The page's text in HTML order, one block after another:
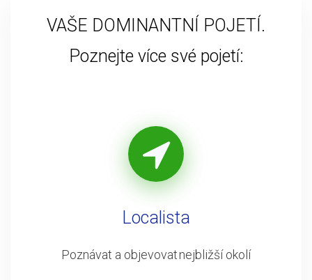
VAŠE DOMINANTNÍ POJETÍ.
Poznejte více své pojetí:
Localista
Poznávat a objevovat nejbližší okolí